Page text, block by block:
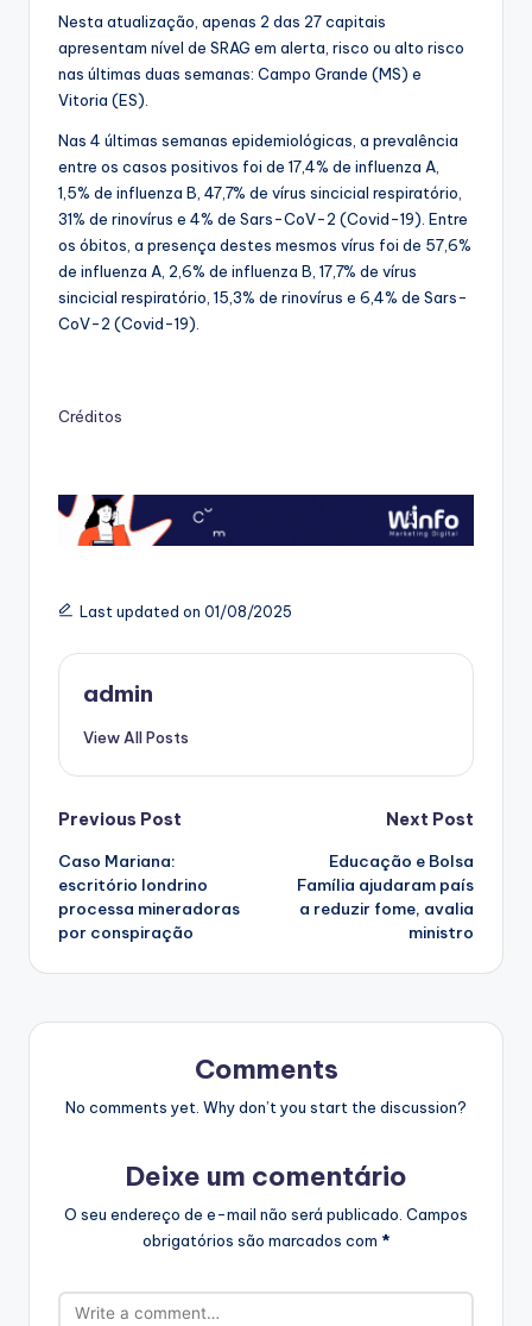
Nesta atualização, apenas 2 das 27 capitais
apresentam nível de SRAG em alerta, risco ou alto risco
nas últimas duas semanas: Campo Grande (MS) e
Vitoria (ES).
Nas 4 últimas semanas epidemiológicas, a prevalência
entre os casos positivos foi de 17,4% de influenza A,
1,5% de influenza B, 47,7% de vírus sincicial respiratório,
31% de rinovírus e 4% de Sars-CoV-2 (Covid-19). Entre
os óbitos, a presença destes mesmos vírus foi de 57,6%
de influenza A, 2,6% de influenza B, 17,7% de vírus
sincicial respiratório, 15,3% de rinovírus e 6,4% de Sars-
CoV-2 (Covid-19).
Créditos
Last updated on 01/08/2025
admin
View All Posts
Post
navigation
Previous Post
Caso Mariana:
escritório londrino
processa mineradoras
por conspiração
Next Post
Educação e Bolsa
Família ajudaram país
a reduzir fome, avalia
ministro
Comments
No comments yet. Why don’t you start the discussion?
Deixe um comentário
O seu endereço de e-mail não será publicado. Campos
obrigatórios são marcados com *